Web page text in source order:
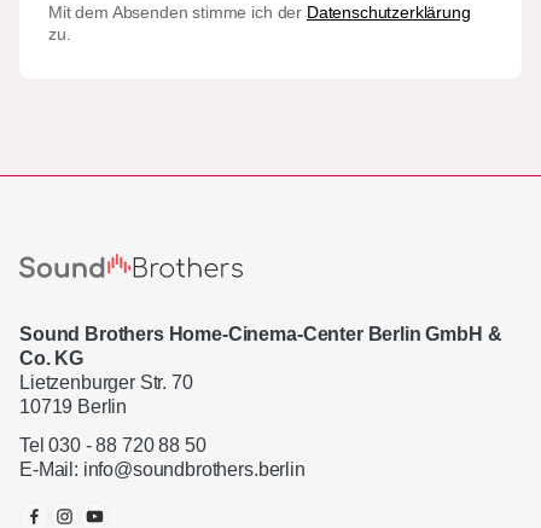
Mit dem Absenden stimme ich der Datenschutzerklärung
zu.
Sound Brothers Home-Cinema-Center Berlin GmbH &
Co. KG
Lietzenburger Str. 70
10719 Berlin
Tel 030 - 88 720 88 50
E-Mail: info@soundbrothers.berlin